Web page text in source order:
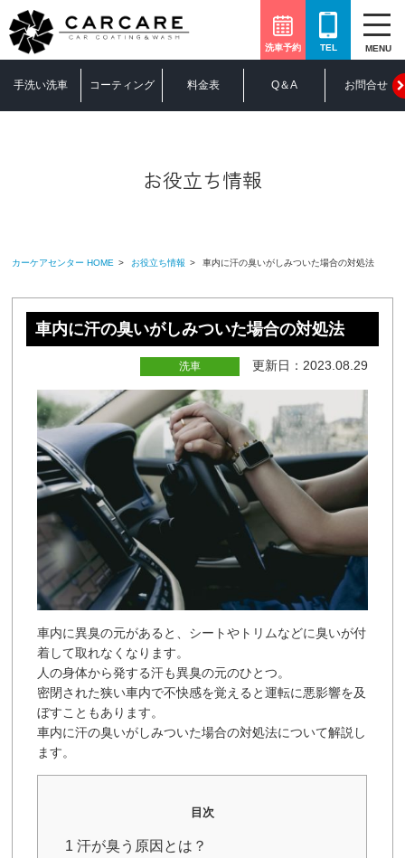
洗車予約 TEL MENU
手洗い洗車 コーティング 料金表 Q＆A お問合せ
お役立ち情報
カーケアセンター HOME お役立ち情報 車内に汗の臭いがしみついた場合の対処法
車内に汗の臭いがしみついた場合の対処法
洗車 更新日：2023.08.29
車内に異臭の元があると、シートやトリムなどに臭いが付
着して取れなくなります。
人の身体から発する汗も異臭の元のひとつ。
密閉された狭い車内で不快感を覚えると運転に悪影響を及
ぼすこともあります。
車内に汗の臭いがしみついた場合の対処法について解説し
ます。
目次
1 汗が臭う原因とは？